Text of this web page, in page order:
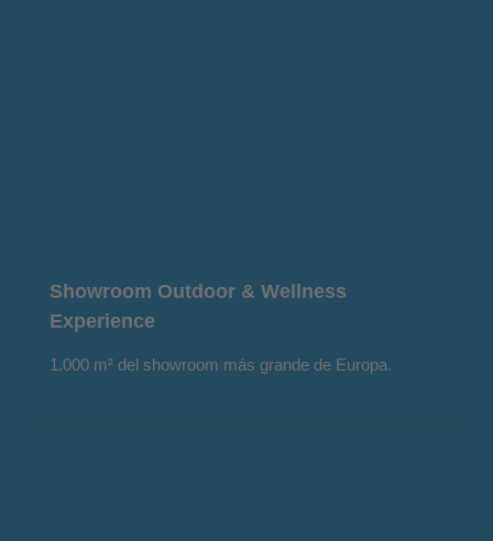
Showroom Outdoor & Wellness
Experience
1.000 m² del showroom más grande de Europa.